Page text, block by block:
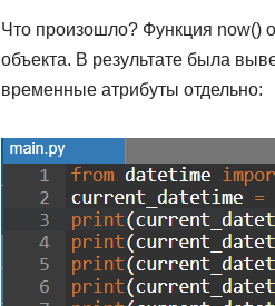
Что произошло? Функция now()
объекта. В результате была
временные атрибуты отдельно: